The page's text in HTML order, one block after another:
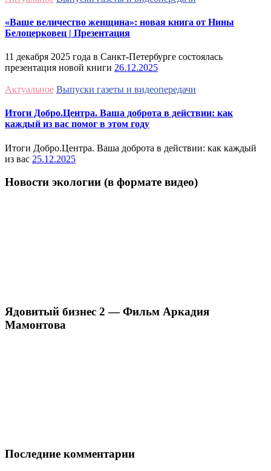
«Ваше величество женщина»: новая книга от Нины
Белоцерковец | Презентация
11 декабря 2025 года в Санкт-Петербурге состоялась
презентация новой книги 26.12.2025
Актуальное Выпуски газеты и видеопередачи
Итоги Добро.Центра. Ваша доброта в действии: как
каждый из вас помог в этом году
Итоги Добро.Центра. Ваша доброта в действии: как каждый
из вас 25.12.2025
Новости экологии (в формате видео)
Ядовитый бизнес 2 — Фильм Аркадия
Мамонтова
Последние комментарии